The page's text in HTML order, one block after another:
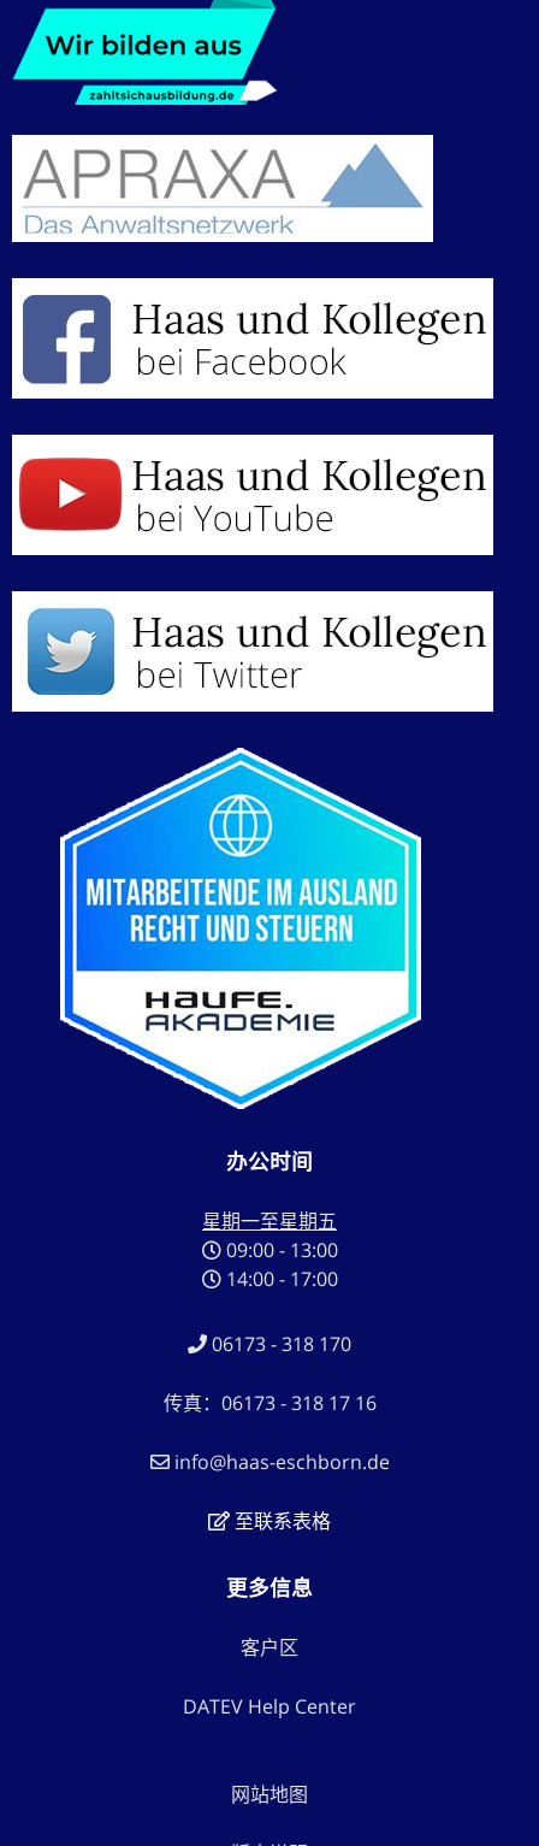
办公时间
星期一至星期五
09:00 - 13:00
14:00 - 17:00
06173 - 318 170
传真：06173 - 318 17 16
info@haas-eschborn.de
至联系表格
更多信息
客户区
DATEV Help Center
网站地图